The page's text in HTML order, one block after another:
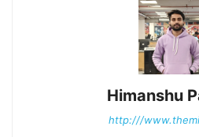
Himanshu
http:///